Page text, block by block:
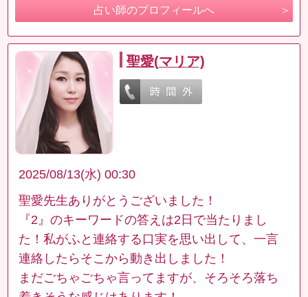
占い師のプロフィールへ
聖愛(マリア)
2025/08/13(水) 00:30
聖愛先生ありがとうございました！
『2』のキーワードの答えは2日で当たりまし
た！私がふと連絡する口実を思い出して、一言
連絡したらそこから動き出しました！
まだごちゃごちゃ言ってますが、そろそろ落ち